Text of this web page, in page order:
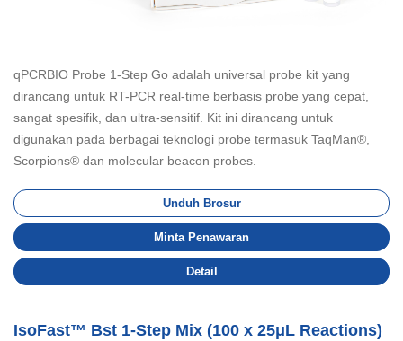
qPCRBIO Probe 1-Step Go adalah universal probe kit yang
dirancang untuk RT-PCR real-time berbasis probe yang cepat,
sangat spesifik, dan ultra-sensitif. Kit ini dirancang untuk
digunakan pada berbagai teknologi probe termasuk TaqMan®,
Scorpions® dan molecular beacon probes.
Unduh Brosur
Minta Penawaran
Detail
IsoFast™ Bst 1-Step Mix (100 x 25μL Reactions)